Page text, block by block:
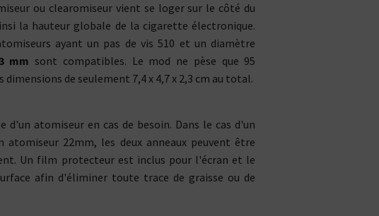
Fumeur
fumez plus de 20
par jour
Saveur
MENTHOLÉE
ACCUS &
CHARGEURS
Arôme
GOURMAND
Arôme
FRUITÉ
CBD : L'UNIVERS DÉDIÉ À LA
LE DRUGSTORE DU
VENTE
ÉCOS Kits e-Cigarettes e-Liquides
ou clearomiseur vient se loger sur le côté du
la hauteur globale de la cigarette électronique.
ayant un pas de vis 510 et un diamètre
mm sont compatibles. Le mod ne pèse que 95
dimensions de seulement 7,4 x 4,7 x 2,3 cm au total.
d'un atomiseur en cas de besoin. Dans le cas d'un
22mm, les deux anneaux peuvent être
Un film protecteur est inclus pour l'écran et le
afin d'éliminer toute trace de graisse ou de